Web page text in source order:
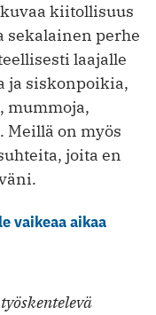
kiitollisuus
sekalainen perhe
laajalle
ja siskonpoikia,
mummoja,
Meillä on myös
joita en
vaikeaa aikaa